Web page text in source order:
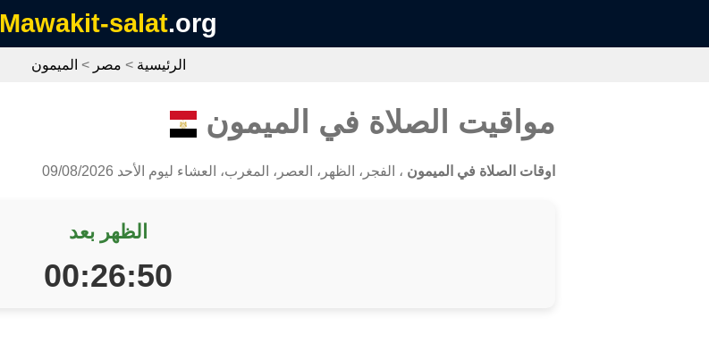
Mawakit-salat.org
الرئيسية > مصر > الميمون
مواقيت الصلاة في الميمون
اوقات الصلاة في الميمون ، الفجر، الظهر، العصر، المغرب، العشاء ليوم الأحد 09/08/2026
الظهر بعد
00:26:49